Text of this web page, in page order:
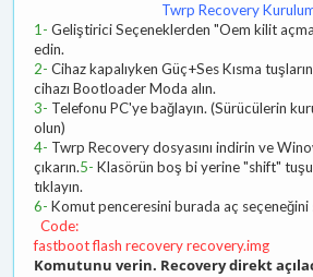
Twrp Recovery
1- Geliştirici Seçeneklerden "Oem kilit
edin.
2- Cihaz kapalıyken Güç+Ses Kısma
cihazı Bootloader Moda alın.
3- Telefonu PC'ye bağlayın. (Sürücülerin
olun)
4- Twrp Recovery dosyasını indirin ve
çıkarın.5- Klasörün boş bi yerine "shift"
tıklayın.
6- Komut penceresini burada aç seçeneğini
Code:
fastboot flash recovery recovery.img
Komutunu verin. Recovery direkt